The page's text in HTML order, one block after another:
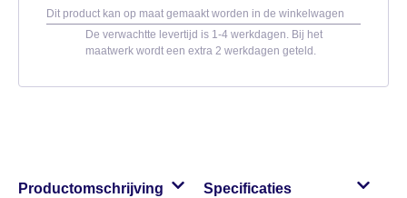
Dit product kan op maat gemaakt worden in de winkelwagen
De verwachtte levertijd is 1-4 werkdagen. Bij het
maatwerk wordt een extra 2 werkdagen geteld.
Productomschrijving Specificaties